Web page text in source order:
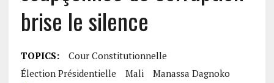
brise le silence
TOPICS:
Cour Constitutionnelle
Élection Présidentielle
Mali Manassa Dagnoko